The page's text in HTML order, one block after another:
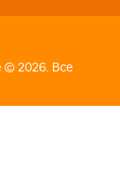
© 2026. Все